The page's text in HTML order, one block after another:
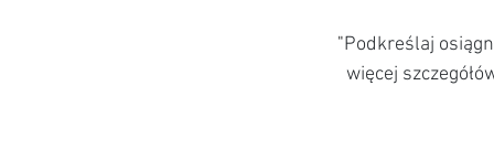
"Podkreślaj
więcej